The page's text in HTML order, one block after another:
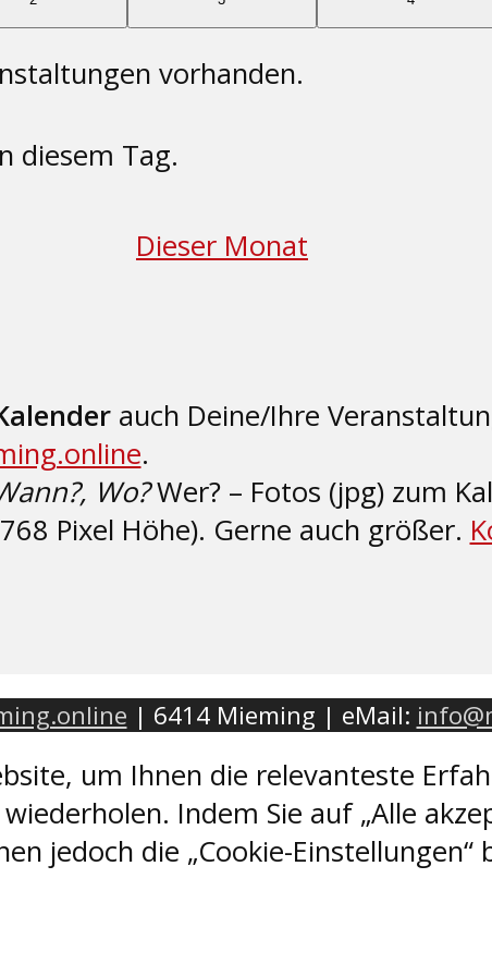
vorhanden.
diesem Tag.
Dieser Monat
auch Deine/Ihre
.
Wo?Wer? – Fotos (jpg) zum
Pixel Höhe). Gerne auch größer.
| 6414 Mieming | eMail:
um Ihnen die relevanteste
Indem Sie auf „Alle
jedoch die „Cookie-